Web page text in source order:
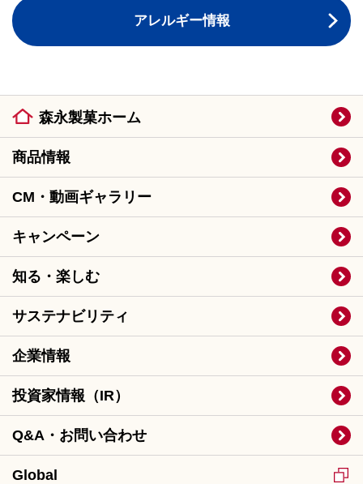
アレルギー情報
森永製菓ホーム
商品情報
CM・動画ギャラリー
キャンペーン
知る・楽しむ
サステナビリティ
企業情報
投資家情報（IR）
Q&A・お問い合わせ
Global